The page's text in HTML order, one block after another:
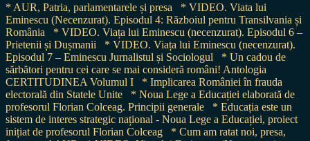
* AUR, Patria, parlamentarele și presa
* VIDEO. Viata lui
Eminescu (Necenzurat). Episodul 4: Războiul pentru Transilvania și
România
* VIDEO. Viața lui Eminescu (necenzurat). Episodul 6 –
Prietenii și Dușmanii
* VIDEO. Viața lui Eminescu (necenzurat).
Episodul 7 – Eminescu Jurnalistul și Sociologul
* Un cadou de
sărbători pentru cei care se mai consideră români! Antologia
CERTITUDINEA Volumul I
* Implicarea României în frauda
electorală din Statele Unite
* Noua Lege a Educației elaborată de
profesorul Florian Colceag. Principii generale
* Educația este un
sistem de interes strategic național - Noua Lege a Educației, proiect
inițiat de profesorul Florian Colceag
* Cum am ratat noi, presa,